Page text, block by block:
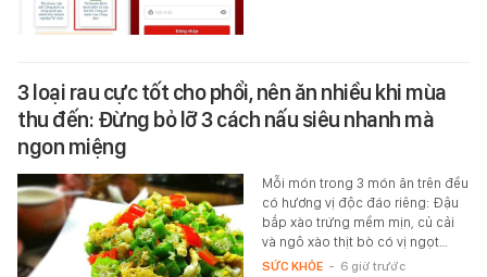
3 loại rau cực tốt cho phổi, nên ăn nhiều khi mùa
thu đến: Đừng bỏ lỡ 3 cách nấu siêu nhanh mà
ngon miệng
Mỗi món trong 3 món ăn trên đều
có hương vị độc đáo riêng: Đậu
bắp xào trứng mềm mịn, củ cải
và ngô xào thịt bò có vị ngọt…
SỨC KHỎE - 6 giờ trước